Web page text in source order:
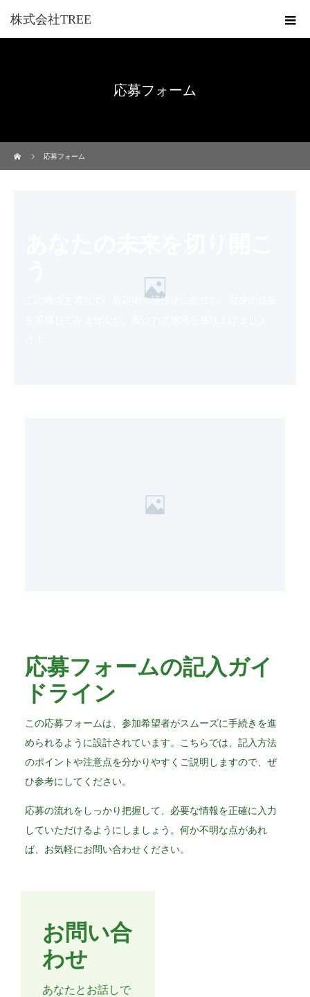
株式会社TREE
応募フォーム
応募フォーム
この機会を通じて、商店街の活性化に参加し、自身の成長
応募フォームの記入ガイ
ドライン
この応募フォームは、参加希望者がスムーズに手続きを進
められるように設計されています。こちらでは、記入方法
のポイントや注意点を分かりやすくご説明しますので、ぜ
ひ参考にしてください。
応募の流れをしっかり把握して、必要な情報を正確に入力
していただけるようにしましょう。何か不明な点があれ
ば、お気軽にお問い合わせください。
お問い合
わせ
あなたとお話しで